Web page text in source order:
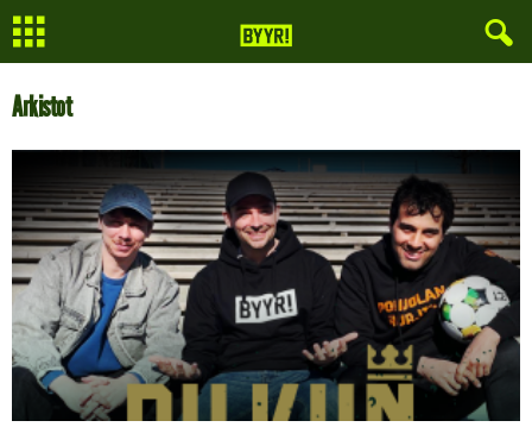
Arkistot